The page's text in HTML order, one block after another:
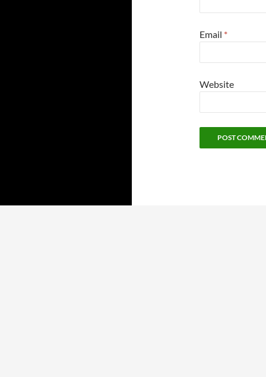
Email *
Website